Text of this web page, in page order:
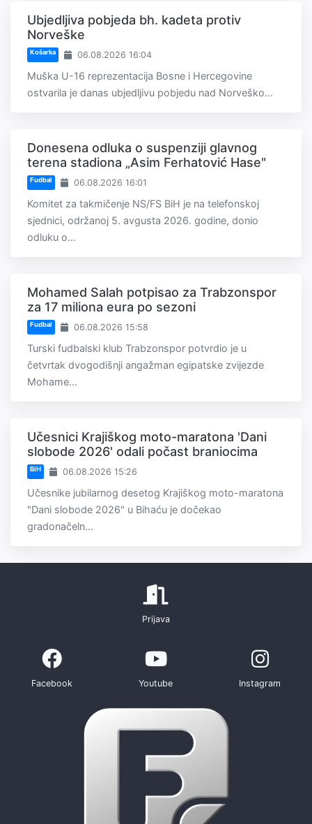
Ubjedljiva pobjeda bh. kadeta protiv
Norveške
Košarka 06.08.2026 16:04
Muška U-16 reprezentacija Bosne i Hercegovine
ostvarila je danas ubjedljivu pobjedu nad Norveško...
Donesena odluka o suspenziji glavnog
terena stadiona „Asim Ferhatović Hase"
Fudbal 06.08.2026 16:01
Komitet za takmičenje NS/FS BiH je na telefonskoj
sjednici, održanoj 5. avgusta 2026. godine, donio
odluku o...
Mohamed Salah potpisao za Trabzonspor
za 17 miliona eura po sezoni
Fudbal 06.08.2026 15:58
Turski fudbalski klub Trabzonspor potvrdio je u
četvrtak dvogodišnji angažman egipatske zvijezde
Mohame...
Učesnici Krajiškog moto-maratona 'Dani
slobode 2026' odali počast braniocima
BiH 06.08.2026 15:26
Učesnike jubilarnog desetog Krajiškog moto-maratona
"Dani slobode 2026" u Bihaću je dočekao
gradonačeln...
Prijava
Facebook Youtube Instagram